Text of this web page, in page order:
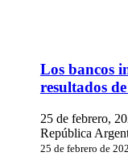
Los
bancos
internacionales
los
resultados
de
Los bancos
resultados
25 de febrero,
República
25 de febrero de